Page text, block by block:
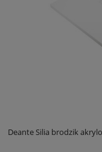
Deante Silia brodzik